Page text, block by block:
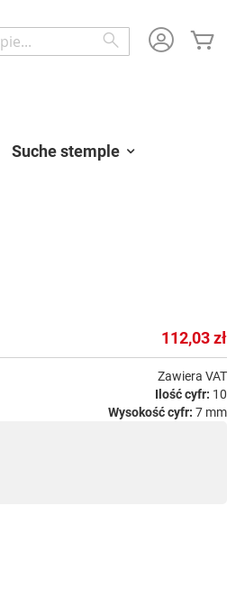
Wyszukaj
Suche stemple
112,03 zł
Zawiera VAT
Ilość cyfr: 10
Wysokość cyfr: 7 mm